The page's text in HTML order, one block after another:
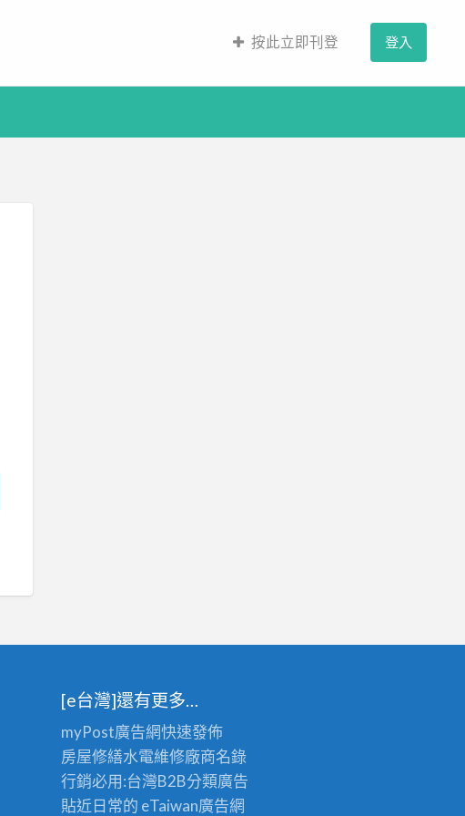
按此立即刊登 登入
[e台灣]還有更多…
myPost廣告網快速發佈
房屋修繕水電維修廠商名錄
行銷必用:台灣B2B分類廣告
貼近日常的 eTaiwan廣告網